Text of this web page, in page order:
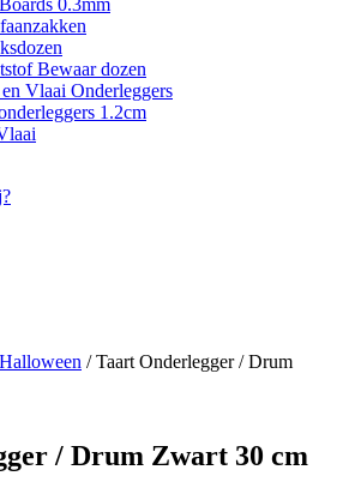
0.3mm
Bewaar dozen
Vlaai Onderleggers
1.2cm
Halloween /Taart Onderlegger / Drum
/ Drum Zwart 30 cm